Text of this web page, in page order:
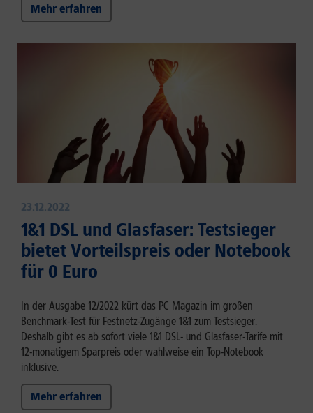
Mehr erfahren
23.12.2022
1&1 DSL und Glasfaser: Testsieger
bietet Vorteilspreis oder Notebook
für 0 Euro
In der Ausgabe 12/2022 kürt das PC Magazin im großen
Benchmark-Test für Festnetz-Zugänge 1&1 zum Testsieger.
Deshalb gibt es ab sofort viele 1&1 DSL- und Glasfaser-Tarife mit
12-monatigem Sparpreis oder wahlweise ein Top-Notebook
inklusive.
Mehr erfahren